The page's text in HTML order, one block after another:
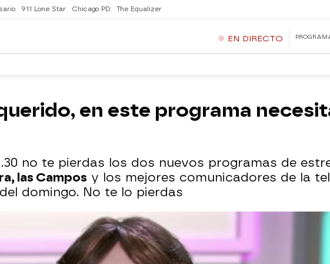
911 Lone Star Chicago PD The Equalizer
EN DIRECTO
en este programa
no te pierdas los dos nuevos programas de
las Campos y los mejores comunicadores de la
domingo. No te lo pierdas